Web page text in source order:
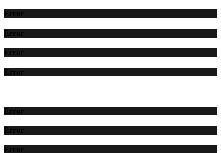
Error
Error
Error
Error
Error
Error
Error